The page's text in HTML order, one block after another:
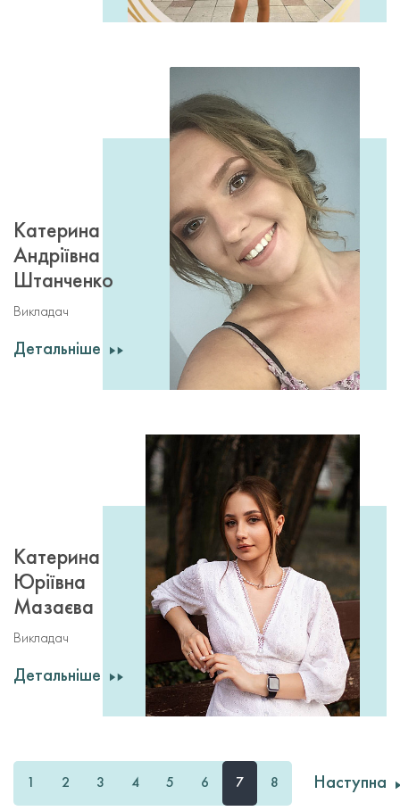
Катерина
Андріївна
Штанченко
Викладач
Детальніше
Катерина
Юріївна
Мазаєва
Викладач
Детальніше
1 2 3 4 5 6 7 8 Наступна